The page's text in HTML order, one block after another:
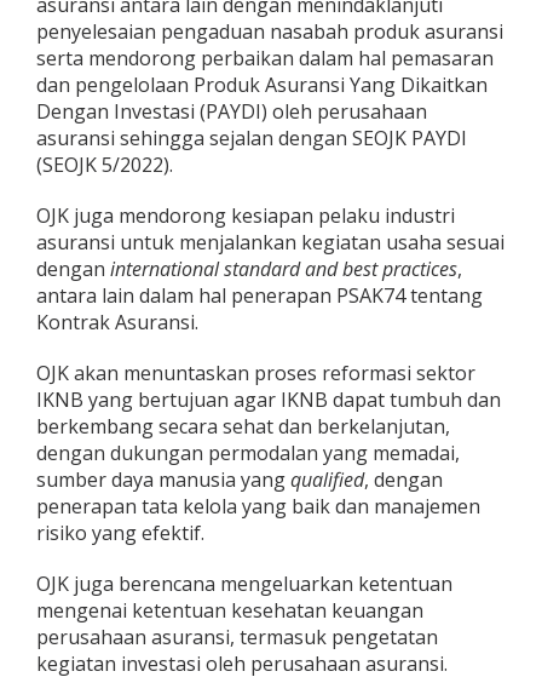
penyelesaian pengaduan nasabah produk asuransi
serta mendorong perbaikan dalam hal pemasaran
dan pengelolaan Produk Asuransi Yang Dikaitkan
Dengan Investasi (PAYDI) oleh perusahaan
asuransi sehingga sejalan dengan SEOJK PAYDI
(SEOJK 5/2022).
OJK juga mendorong kesiapan pelaku industri
asuransi untuk menjalankan kegiatan usaha sesuai
dengan international standard and best practices,
antara lain dalam hal penerapan PSAK74 tentang
Kontrak Asuransi.
OJK akan menuntaskan proses reformasi sektor
IKNB yang bertujuan agar IKNB dapat tumbuh dan
berkembang secara sehat dan berkelanjutan,
dengan dukungan permodalan yang memadai,
sumber daya manusia yangqualified, dengan
penerapan tata kelola yang baik dan manajemen
risiko yang efektif.
OJK juga berencana mengeluarkan ketentuan
mengenai ketentuan kesehatan keuangan
perusahaan asuransi, termasuk pengetatan
kegiatan investasi oleh perusahaan asuransi.